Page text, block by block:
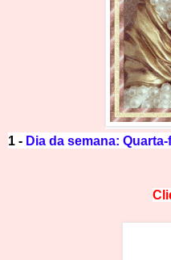
1 - Dia da semana: